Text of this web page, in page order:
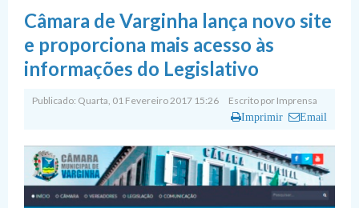
Câmara de Varginha lança novo site
e proporciona mais acesso às
informações do Legislativo
Publicado: Quarta, 01 Fevereiro 2017 15:26 Escrito por Imprensa
Imprimir Email